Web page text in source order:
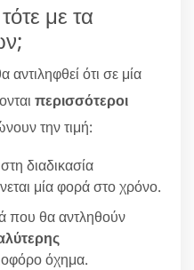
με τα
αντιληφθεί ότι σε μία
περισσότεροι
την τιμή:
στη διαδικασία
μία φορά στο χρόνο.
που θα αντληθούν
όχημα.